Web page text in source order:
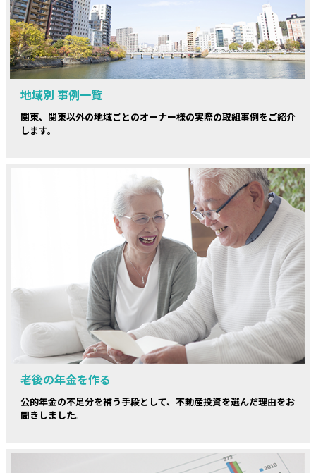
地域別 事例一覧
関東、関東以外の地域ごとのオーナー様の実際の取組事例をご紹介
します。
老後の年金を作る
公的年金の不足分を補う手段として、不動産投資を選んだ理由をお
聞きしました。